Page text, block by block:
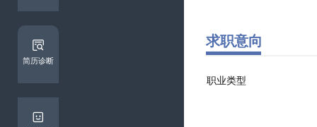
简历诊断
求职意向